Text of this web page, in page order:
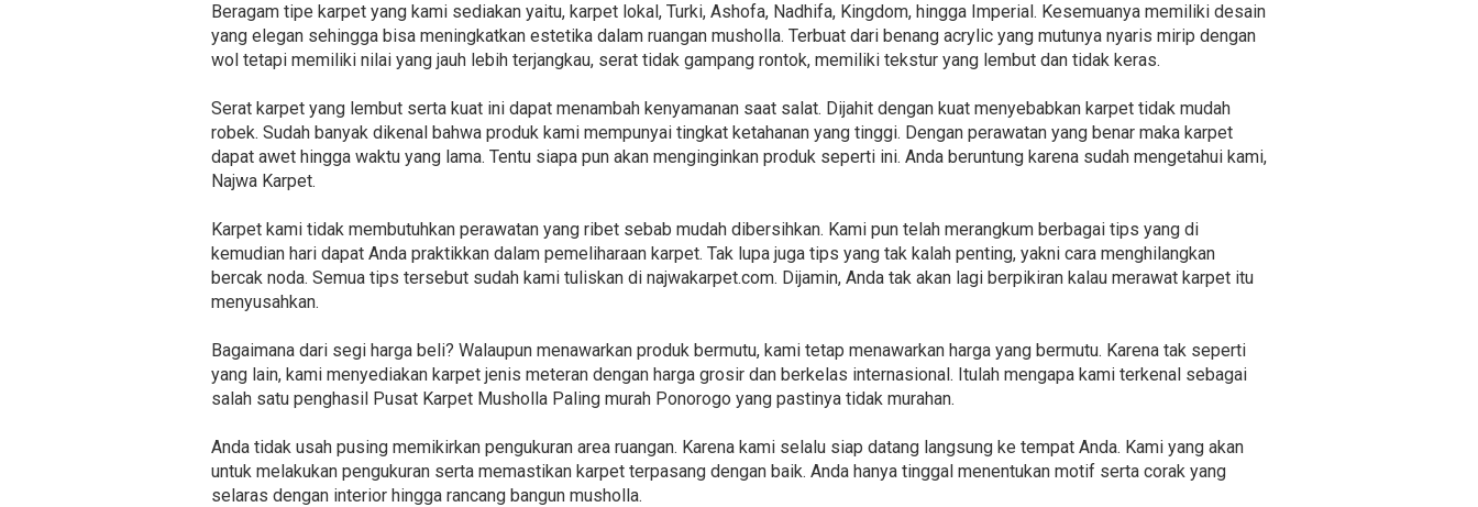
Beragam tipe karpet yang kami sediakan yaitu, karpet lokal, Turki, Ashofa, Nadhifa, Kingdom, hingga Imperial. Kesemuanya memiliki desain
yang elegan sehingga bisa meningkatkan estetika dalam ruangan musholla. Terbuat dari benang acrylic yang mutunya nyaris mirip dengan
wol tetapi memiliki nilai yang jauh lebih terjangkau, serat tidak gampang rontok, memiliki tekstur yang lembut dan tidak keras.
Serat karpet yang lembut serta kuat ini dapat menambah kenyamanan saat salat. Dijahit dengan kuat menyebabkan karpet tidak mudah
robek. Sudah banyak dikenal bahwa produk kami mempunyai tingkat ketahanan yang tinggi. Dengan perawatan yang benar maka karpet
dapat awet hingga waktu yang lama. Tentu siapa pun akan menginginkan produk seperti ini. Anda beruntung karena sudah mengetahui kami,
Najwa Karpet.
Karpet kami tidak membutuhkan perawatan yang ribet sebab mudah dibersihkan. Kami pun telah merangkum berbagai tips yang di
kemudian hari dapat Anda praktikkan dalam pemeliharaan karpet. Tak lupa juga tips yang tak kalah penting, yakni cara menghilangkan
bercak noda. Semua tips tersebut sudah kami tuliskan di najwakarpet.com. Dijamin, Anda tak akan lagi berpikiran kalau merawat karpet itu
menyusahkan.
Bagaimana dari segi harga beli? Walaupun menawarkan produk bermutu, kami tetap menawarkan harga yang bermutu. Karena tak seperti
yang lain, kami menyediakan karpet jenis meteran dengan harga grosir dan berkelas internasional. Itulah mengapa kami terkenal sebagai
salah satu penghasil Pusat Karpet Musholla Paling murah Ponorogo yang pastinya tidak murahan.
Anda tidak usah pusing memikirkan pengukuran area ruangan. Karena kami selalu siap datang langsung ke tempat Anda. Kami yang akan
untuk melakukan pengukuran serta memastikan karpet terpasang dengan baik. Anda hanya tinggal menentukan motif serta corak yang
selaras dengan interior hingga rancang bangun musholla.